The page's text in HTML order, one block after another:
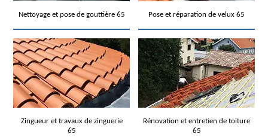
Nettoyage et pose de gouttière 65 Pose et réparation de velux 65
Zingueur et travaux de zinguerie
65
Rénovation et entretien de toiture
65